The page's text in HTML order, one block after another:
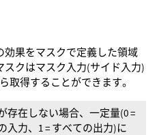
果をマスクで定義した領域
クはマスク入力(サイド入力)
取得することができます。
存在しない場合、一定量(0 =
入力、1 = すべての出力)に